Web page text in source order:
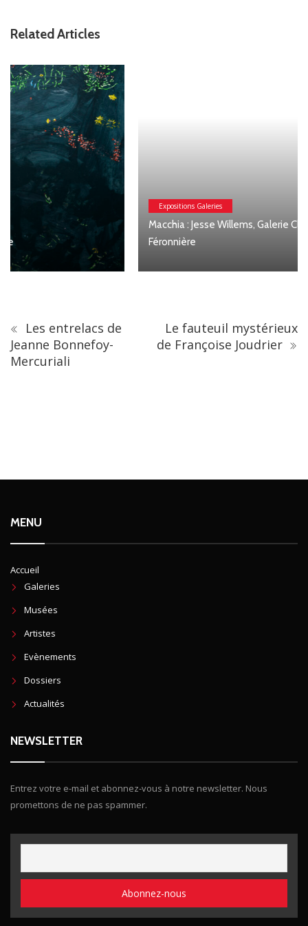
Related Articles
Expositions Galeries
Macchia : Jesse Willems, Galerie Clémentine de la
Féronnière
Les entrelacs de
Jeanne Bonnefoy-
Mercuriali
Le fauteuil mystérieux
de Françoise Joudrier
MENU
Accueil
Galeries
Musées
Artistes
Evènements
Dossiers
Actualités
NEWSLETTER
Entrez votre e-mail et abonnez-vous à notre newsletter. Nous
promettons de ne pas spammer.